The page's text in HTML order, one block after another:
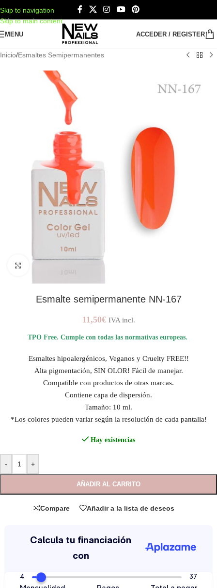
Skip to navigation
Skip to main content
MENU ACCEDER / REGISTER
Inicio/Esmaltes Semipermanentes
Esmalte semipermanente NN-167
11,50€ IVA incl.
TPO Free. Cumple con todas las normativas europeas.
Esmaltes hipoalergénicos, Veganos y Cruelty FREE!!
Alta pigmentación, SIN OLOR! Fácil de manejar.
Compatible con productos de otras marcas.
Contiene capa de dispersión.
Tamaño: 10 ml.
*Los colores pueden variar según la resolución de cada pantalla!
Hay existencias
- +
AÑADIR AL CARRITO
Compare Añadir a la lista de deseos